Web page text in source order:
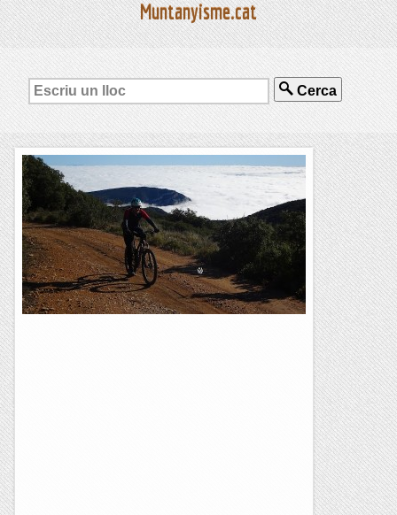
Muntanyisme.cat
Cerca